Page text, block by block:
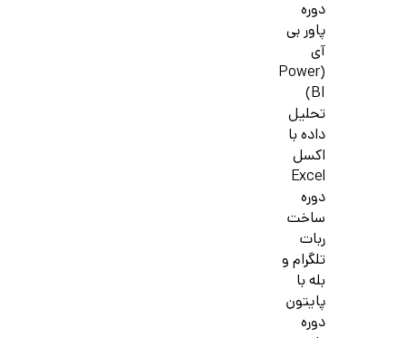
دوره
پاور بی
آی
(Power
BI)
تحلیل
داده با
اکسل
Excel
دوره
ساخت
ربات
تلگرام و
بله با
پایتون
دوره